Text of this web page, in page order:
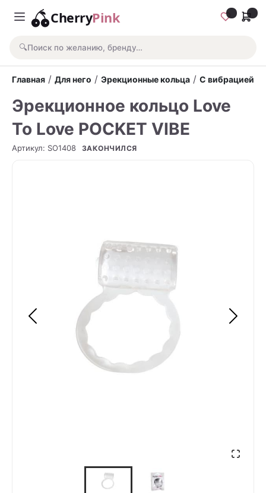
CherryPink
🔍Поиск по желанию, бренду…
Главная / Для него / Эрекционные кольца / С вибрацией
Эрекционное кольцо Love
To Love POCKET VIBE
Артикул: SO1408 ЗАКОНЧИЛСЯ